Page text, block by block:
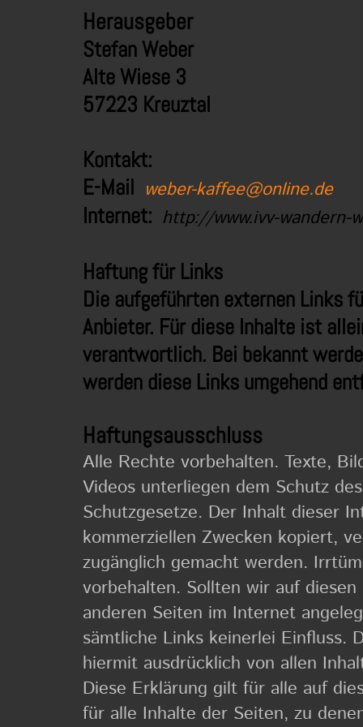
Herausgeber
Stefan Weber
Alte Wiese 3
57223 Kreuztal
Kontakt:
E-Mail weber-kaffee@online.de
Internet: http://www.ivv-wandern-
Haftung für Links
Die aufgeführten externen Links
Anbieter. Für diese Inhalte ist
verantwortlich. Bei bekannt
werden diese Links umgehend
Haftungsausschluss
Alle Rechte vorbehalten. Texte,
Videos unterliegen dem Schutz
Schutzgesetze. Der Inhalt dieser
kommerziellen Zwecken kopiert,
zugänglich gemacht werden.
vorbehalten. Sollten wir auf
anderen Seiten im Internet
sämtliche Links keinerlei Einfluss.
hiermit ausdrücklich von allen
Diese Erklärung gilt für alle auf
für alle Inhalte der Seiten, zu